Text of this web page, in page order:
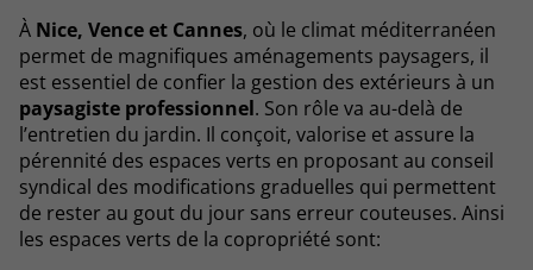
À Nice, Vence et Cannes, où le climat méditerranéen
permet de magnifiques aménagements paysagers, il
est essentiel de confier la gestion des extérieurs à un
paysagiste professionnel. Son rôle va au-delà de
l’entretien du jardin. Il conçoit, valorise et assure la
pérennité des espaces verts en proposant au conseil
syndical des modifications graduelles qui permettent
de rester au gout du jour sans erreur couteuses. Ainsi
les espaces verts de la copropriété sont: